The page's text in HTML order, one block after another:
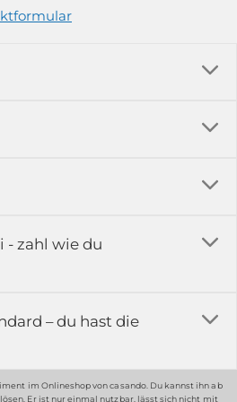
- zahl wie du
– du hast die
im Onlineshop von casando. Du kannst ihn ab
Er ist nur einmal nutzbar, lässt sich nicht mit